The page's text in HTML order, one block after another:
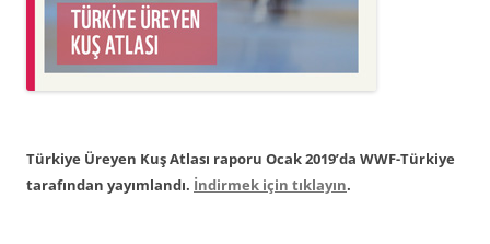
Türkiye Üreyen Kuş Atlası raporu Ocak 2019’da WWF-Türkiye
tarafından yayımlandı. İndirmek için tıklayın.